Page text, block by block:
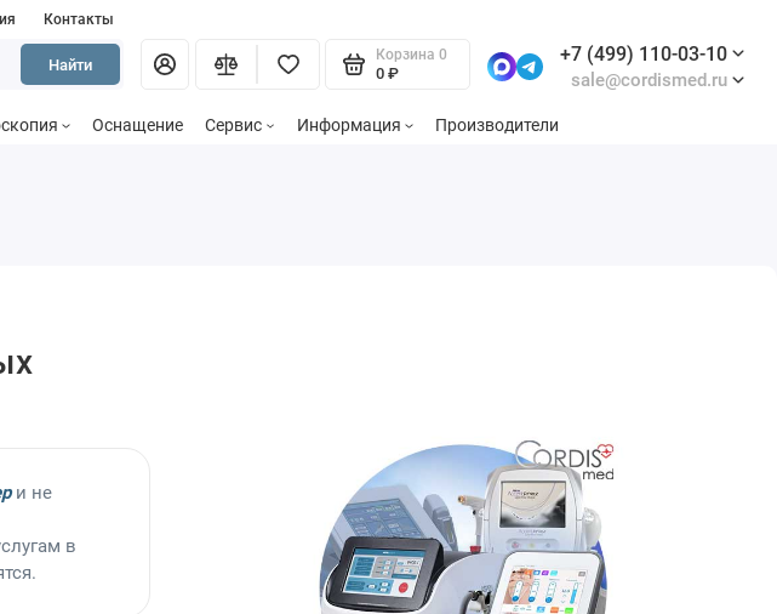
Контакты
Найти
Корзина 0
0 ₽
+7 (499) 110-03-10
sale@cordismed.ru
Оснащение Сервис Информация Производители
и не
в